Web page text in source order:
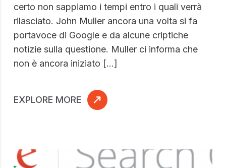
certo non sappiamo i tempi entro i quali verrà
rilasciato. John Muller ancora una volta si fa
portavoce di Google e da alcune criptiche
notizie sulla questione. Muller ci informa che
non è ancora iniziato […]
EXPLORE MORE